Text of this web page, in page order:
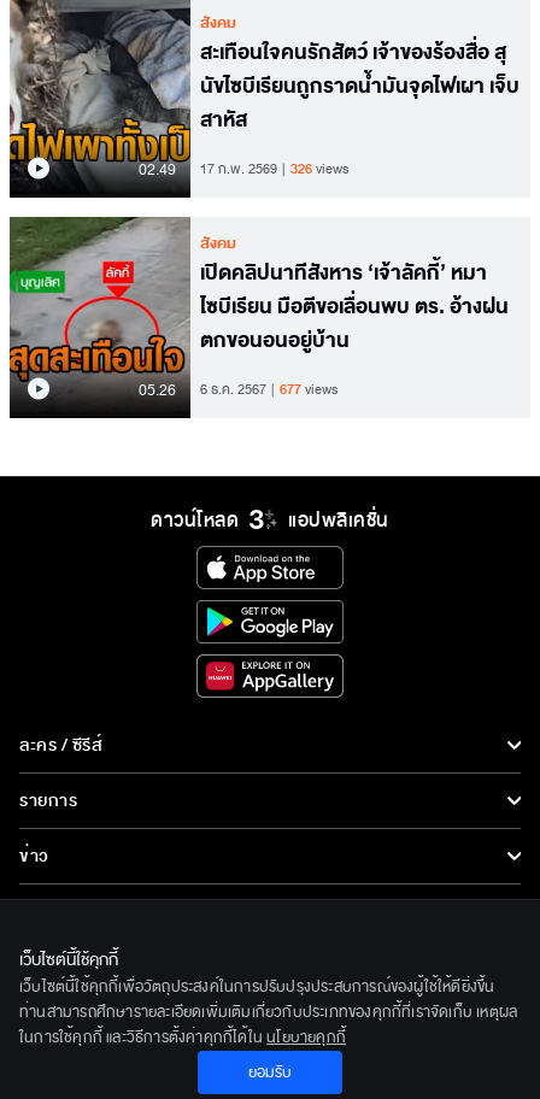
02.49
สังคม
สะเทือนใจคนรักสัตว์ เจ้าของร้องสื่อ สุ
นัขไซบีเรียนถูกราดน้ำมันจุดไฟเผา เจ็บ
สาหัส
17 ก.พ. 2569 326views
05.26
สังคม
เปิดคลิปนาทีสังหาร ‘เจ้าลัคกี้’ หมา
ไซบีเรียน มือตีขอเลื่อนพบ ตร. อ้างฝน
ตกขอนอนอยู่บ้าน
6 ธ.ค. 2567 677views
ดาวน์โหลด แอปพลิเคชั่น
ละคร / ซีรีส์
ละคร/ซีรีส์
ซีรีส์นานาชาติ
การ์ตูน & เกม
รายการ
รายการทั้งหมด
ข่าว
ข่าวทั้งหมด
ข่าวประชาสัมพันธ์
ทีวีออนไลน์
เกี่ยวกับเรา
BEC World
รู้จักเรา
ติดตามเราได้ที่
© 2020 Bangkok Entertainment Co.,Ltd. All Rights Reserved.
เว็บไซต์นี้ใช้คุกกี้
เว็บไซต์นี้ใช้คุกกี้เพื่อวัตถุประสงค์ในการปรับปรุงประสบการณ์ของผู้ใช้ให้ดียิ่งขึ้น
ท่านสามารถศึกษารายละเอียดเพิ่มเติมเกี่ยวกับประเภทของคุกกี้ที่เราจัดเก็บ เหตุผล
ในการใช้คุกกี้ และวิธีการตั้งค่าคุกกี้ได้ใน นโยบายคุกกี้
ยอมรับ